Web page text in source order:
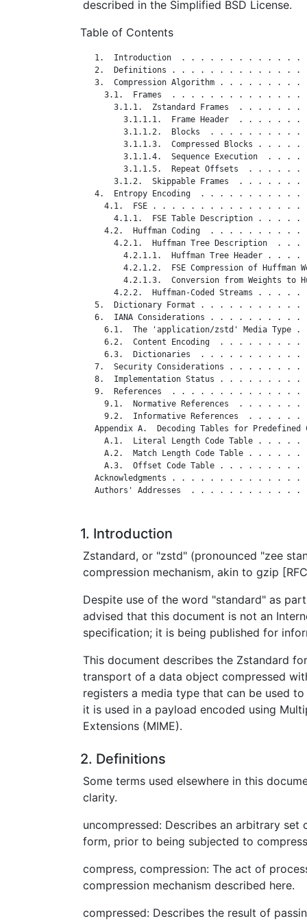
described in the Simplified BSD License.
Table of Contents
1.  Introduction  . . . . . . . . . . . . .
2.  Definitions . . . . . . . . . . . . . .
3.  Compression Algorithm . . . . . . . . .
3.1.  Frames  . . . . . . . . . . . . . .
3.1.1.  Zstandard Frames  . . . . . . .
3.1.1.1.  Frame Header  . . . . . . .
3.1.1.2.  Blocks  . . . . . . . . . .
3.1.1.3.  Compressed Blocks . . . . .
3.1.1.4.  Sequence Execution  . . . .
3.1.1.5.  Repeat Offsets  . . . . . .
3.1.2.  Skippable Frames  . . . . . . .
4.  Entropy Encoding  . . . . . . . . . . .
4.1.  FSE . . . . . . . . . . . . . . . .
4.1.1.  FSE Table Description . . . . .
4.2.  Huffman Coding  . . . . . . . . . .
4.2.1.  Huffman Tree Description  . . .
4.2.1.1.  Huffman Tree Header . . . .
4.2.1.2.  FSE Compression of Huffman
4.2.1.3.  Conversion from Weights to
4.2.2.  Huffman-Coded Streams . . . . .
5.  Dictionary Format . . . . . . . . . . .
6.  IANA Considerations . . . . . . . . . .
6.1.  The 'application/zstd' Media Type .
6.2.  Content Encoding  . . . . . . . . .
6.3.  Dictionaries  . . . . . . . . . . .
7.  Security Considerations . . . . . . . .
8.  Implementation Status . . . . . . . . .
9.  References  . . . . . . . . . . . . . .
9.1.  Normative References  . . . . . . .
9.2.  Informative References  . . . . . .
Appendix A.  Decoding Tables for Predefined
A.1.  Literal Length Code Table . . . . .
A.2.  Match Length Code Table . . . . . .
A.3.  Offset Code Table . . . . . . . . .
Acknowledgments . . . . . . . . . . . . . .
Authors' Addresses  . . . . . . . . . . . .
1. Introduction
Zstandard, or "zstd" (pronounced "zee
compression mechanism, akin to gzip
Despite use of the word "standard" as
advised that this document is not an
specification; it is being published for
This document describes the Zstandard
transport of a data object compressed
registers a media type that can be used
it is used in a payload encoded using
Extensions (MIME).
2. Definitions
Some terms used elsewhere in this
clarity.
uncompressed: Describes an arbitrary
form, prior to being subjected to
compress, compression: The act of
compression mechanism described here.
compressed: Describes the result of